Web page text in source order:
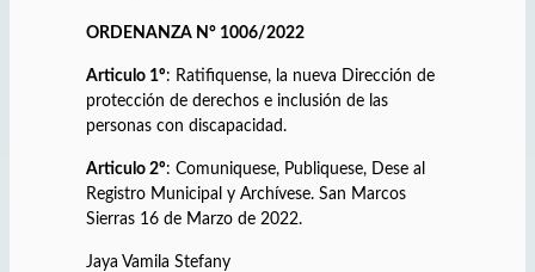
ORDENANZA N° 1006/2022
Articulo 1º: Ratifiquense, la nueva Dirección de
protección de derechos e inclusión de las
personas con discapacidad.
Articulo 2º: Comuniquese, Publiquese, Dese al
Registro Municipal y Archívese. San Marcos
Sierras 16 de Marzo de 2022.
Jaya Vamila Stefany